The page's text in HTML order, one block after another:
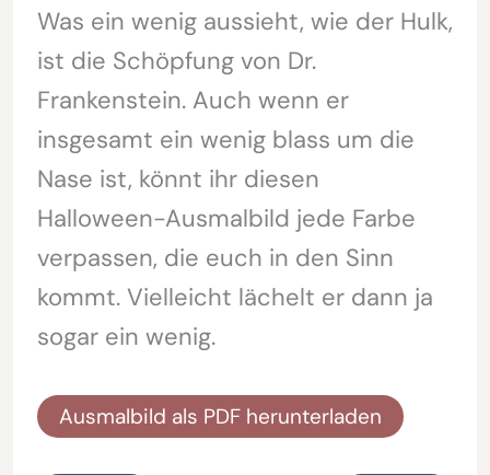
Was ein wenig aussieht, wie der Hulk,
ist die Schöpfung von Dr.
Frankenstein. Auch wenn er
insgesamt ein wenig blass um die
Nase ist, könnt ihr diesen
Halloween-Ausmalbild jede Farbe
verpassen, die euch in den Sinn
kommt. Vielleicht lächelt er dann ja
sogar ein wenig.
Ausmalbild als PDF herunterladen